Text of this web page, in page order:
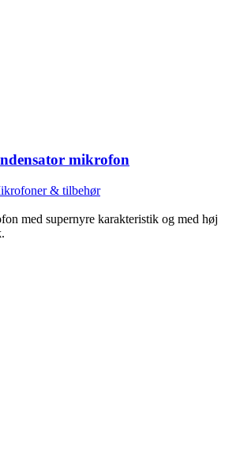
mikrofon
& tilbehør
med supernyre karakteristik og med høj